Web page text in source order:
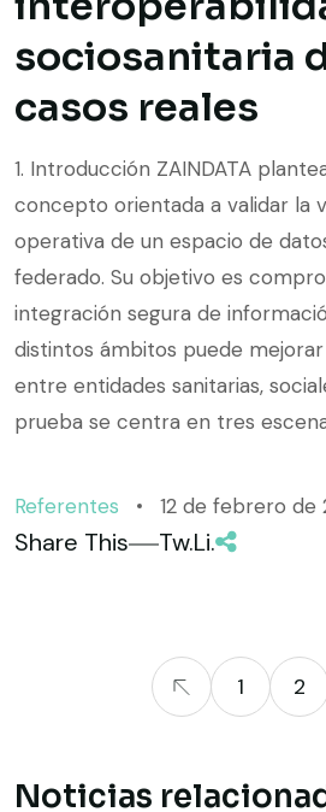
sociosanitaria
casos reales
1. Introducción ZAINDATA
concepto orientada a validar la
operativa de un espacio de
federado. Su objetivo es
integración segura de
distintos ámbitos puede
entre entidades sanitarias,
prueba se centra en tres
Referentes 12 de febrero de
Share This Tw.Li.
1 2
Noticias